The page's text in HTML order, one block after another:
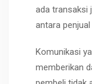
ada transaksi
antara
Komunikasi
memberikan